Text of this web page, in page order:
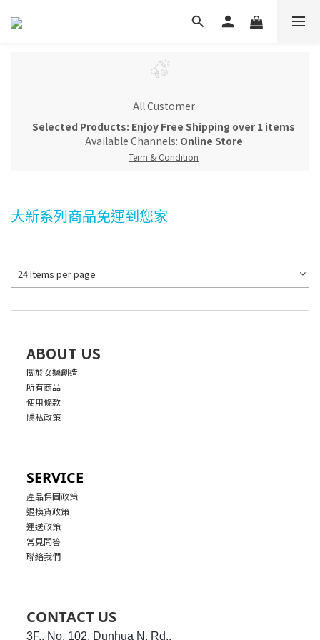
All Customer
Selected Products: Enjoy Free Shipping over 1 items
Available Channels: Online Store
Term & Condition
大新系列商品免運到您家
24 Items per page
ABOUT US
關於女媧創造
所有商品
使用條款
隱私政策
SERVICE
產品保固政策
退換貨政策
運送政策
常見問答
聯絡我們
CONTACT US
3F., No. 102, Dunhua N. Rd.,